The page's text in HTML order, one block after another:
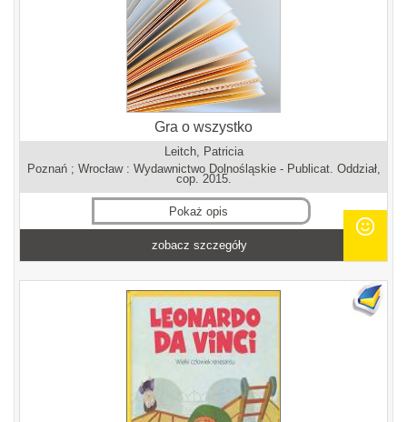
Gra o wszystko
Leitch, Patricia
Poznań ; Wrocław : Wydawnictwo Dolnośląskie - Publicat. Oddział,
cop. 2015.
Pokaż opis
zobacz szczegóły